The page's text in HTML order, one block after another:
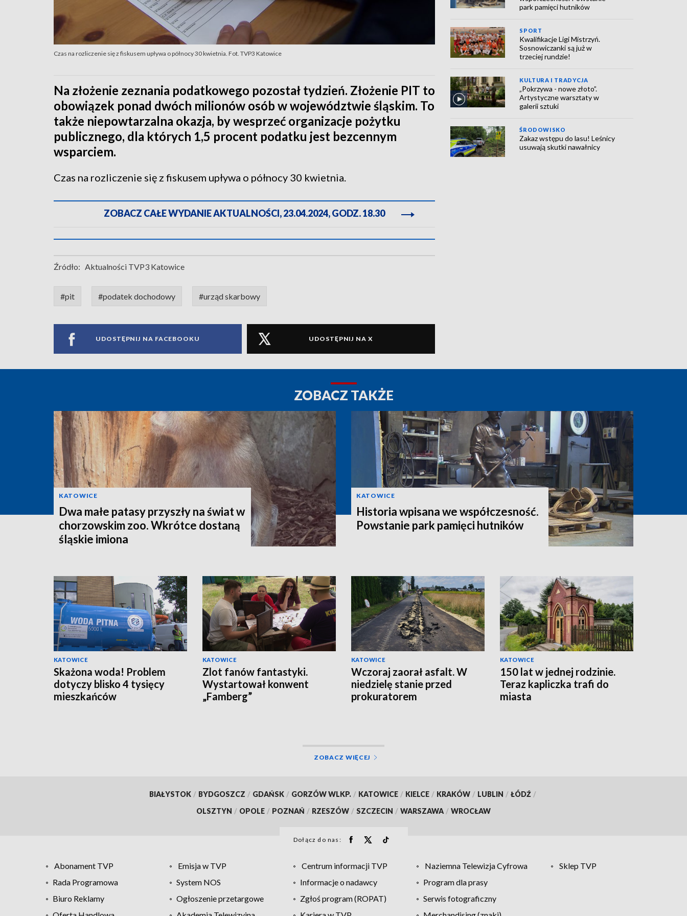
Czas na rozliczenie się z fiskusem upływa o północy 30 kwietnia. Fot. TVP3 Katowice
Na złożenie zeznania podatkowego pozostał tydzień. Złożenie PIT to
obowiązek ponad dwóch milionów osób w województwie śląskim. To
także niepowtarzalna okazja, by wesprzeć organizacje pożytku
publicznego, dla których 1,5 procent podatku jest bezcennym
wsparciem.
Czas na rozliczenie się z fiskusem upływa o północy 30 kwietnia.
ZOBACZ CAŁE WYDANIE AKTUALNOŚCI, 23.04.2024, GODZ. 18.30
Źródło: Aktualności TVP3 Katowice
#pit #podatek dochodowy #urząd skarbowy
UDOSTĘPNIJ NA FACEBOOKU UDOSTĘPNIJ NA X
park pamięci hutników
SPORT
Kwalifikacje Ligi Mistrzyń.
Sosnowiczanki są już w
trzeciej rundzie!
KULTURA I TRADYCJA
„Pokrzywa - nowe złoto”.
Artystyczne warsztaty w
galerii sztuki
ŚRODOWISKO
Zakaz wstępu do lasu! Leśnicy
usuwają skutki nawałnicy
ZOBACZ TAKŻE
KATOWICE
Dwa małe patasy przyszły na świat w
chorzowskim zoo. Wkrótce dostaną
śląskie imiona
KATOWICE
Historia wpisana we współczesność.
Powstanie park pamięci hutników
KATOWICE
Skażona woda! Problem
dotyczy blisko 4 tysięcy
mieszkańców
KATOWICE
Zlot fanów fantastyki.
Wystartował konwent
„Famberg”
KATOWICE
Wczoraj zaorał asfalt. W
niedzielę stanie przed
prokuratorem
KATOWICE
150 lat w jednej rodzinie.
Teraz kapliczka trafi do
miasta
ZOBACZ WIĘCEJ
BIAŁYSTOK / BYDGOSZCZ / GDAŃSK / GORZÓW WLKP. / KATOWICE / KIELCE / KRAKÓW / LUBLIN / ŁÓDŹ /
OLSZTYN / OPOLE / POZNAŃ / RZESZÓW / SZCZECIN / WARSZAWA / WROCŁAW
Dołącz do nas:
Abonament TVP Emisja w TVP Centrum informacji TVP Naziemna Telewizja Cyfrowa
Sklep TVP
Rada Programowa
System NOS Informacje o nadawcy
Program dla prasy
Biuro Reklamy
Ogłoszenie przetargowe Zgłoś program (ROPAT)
Serwis fotograficzny